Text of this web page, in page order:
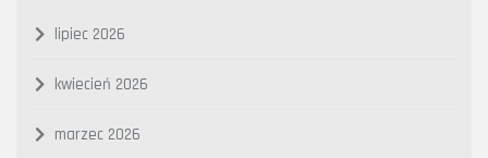
lipiec 2026
kwiecień 2026
marzec 2026